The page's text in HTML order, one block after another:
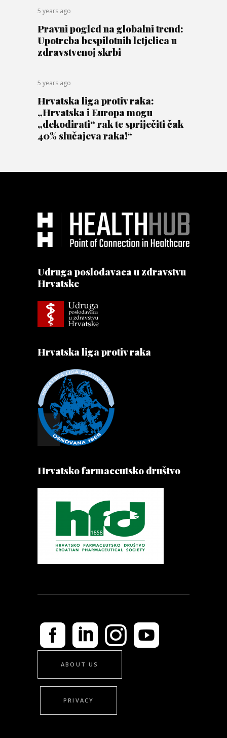
5 years ago
Pravni pogled na globalni trend:
Upotreba bespilotnih letjelica u
zdravstvenoj skrbi
5 years ago
Hrvatska liga protiv raka:
„Hrvatska i Europa mogu
„dekodirati“ rak te spriječiti čak
40% slučajeva raka!“
Udruga poslodavaca u zdravstvu
Hrvatske
Hrvatska liga protiv raka
Hrvatsko farmaceutsko društvo
ABOUT US
PRIVACY